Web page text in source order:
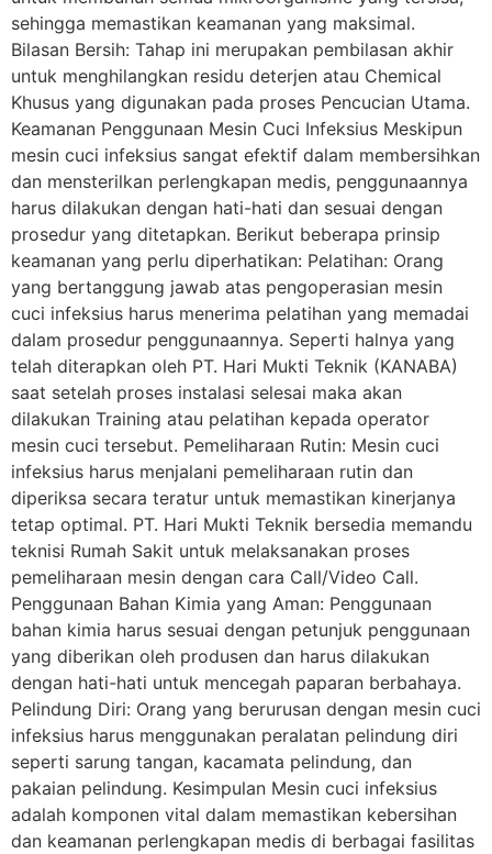
sehingga memastikan keamanan yang maksimal.
Bilasan Bersih: Tahap ini merupakan pembilasan akhir
untuk menghilangkan residu deterjen atau Chemical
Khusus yang digunakan pada proses Pencucian Utama.
Keamanan Penggunaan Mesin Cuci Infeksius Meskipun
mesin cuci infeksius sangat efektif dalam membersihkan
dan mensterilkan perlengkapan medis, penggunaannya
harus dilakukan dengan hati-hati dan sesuai dengan
prosedur yang ditetapkan. Berikut beberapa prinsip
keamanan yang perlu diperhatikan: Pelatihan: Orang
yang bertanggung jawab atas pengoperasian mesin
cuci infeksius harus menerima pelatihan yang memadai
dalam prosedur penggunaannya. Seperti halnya yang
telah diterapkan oleh PT. Hari Mukti Teknik (KANABA)
saat setelah proses instalasi selesai maka akan
dilakukan Training atau pelatihan kepada operator
mesin cuci tersebut. Pemeliharaan Rutin: Mesin cuci
infeksius harus menjalani pemeliharaan rutin dan
diperiksa secara teratur untuk memastikan kinerjanya
tetap optimal. PT. Hari Mukti Teknik bersedia memandu
teknisi Rumah Sakit untuk melaksanakan proses
pemeliharaan mesin dengan cara Call/Video Call.
Penggunaan Bahan Kimia yang Aman: Penggunaan
bahan kimia harus sesuai dengan petunjuk penggunaan
yang diberikan oleh produsen dan harus dilakukan
dengan hati-hati untuk mencegah paparan berbahaya.
Pelindung Diri: Orang yang berurusan dengan mesin cuci
infeksius harus menggunakan peralatan pelindung diri
seperti sarung tangan, kacamata pelindung, dan
pakaian pelindung. Kesimpulan Mesin cuci infeksius
adalah komponen vital dalam memastikan kebersihan
dan keamanan perlengkapan medis di berbagai fasilitas